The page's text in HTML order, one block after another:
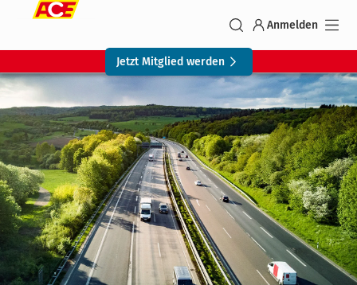
Anmelden
Jetzt Mitglied werden